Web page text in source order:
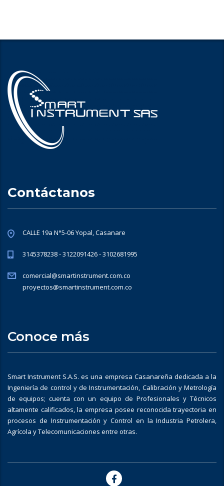
Contáctanos
CALLE 19a N°5-06 Yopal, Casanare
3145378238 - 3122091426 - 3102681995
comercial@smartinstrument.com.co
proyectos@smartinstrument.com.co
Conoce más
Smart Instrument S.A.S. es una empresa Casanareña dedicada a la
Ingeniería de control y de Instrumentación, Calibración y Metrología
de equipos; cuenta con un equipo de Profesionales y Técnicos
altamente calificados, la empresa posee reconocida trayectoria en
procesos de Instrumentación y Control en la Industria Petrolera,
Agrícola y Telecomunicaciones entre otras.